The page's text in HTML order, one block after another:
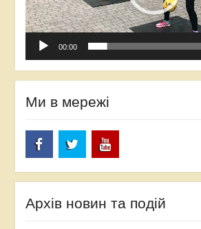
00:00
Ми в мережі
Архів новин та подій